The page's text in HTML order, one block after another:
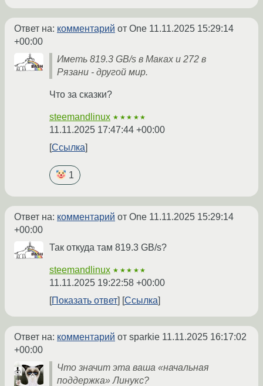
Ответ на: комментарий от One 11.11.2025 15:29:14
+00:00
Иметь 819.3 GB/s в Маках и 272 в
Рязани - другой мир.
Что за сказки?
steemandlinux ★★★★★
11.11.2025 17:47:44 +00:00
Ссылка
1
Ответ на: комментарий от One 11.11.2025 15:29:14
+00:00
Так откуда там 819.3 GB/s?
steemandlinux ★★★★★
11.11.2025 19:22:58 +00:00
Показать ответ
Ссылка
Ответ на: комментарий от sparkie 11.11.2025 16:17:02
+00:00
Что значит эта ваша «начальная
поддержка» Линукс?